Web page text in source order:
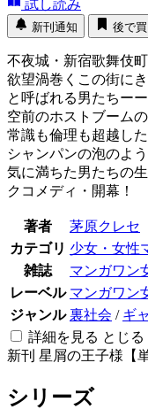
試し読み
新刊通知 後で買
不夜城・新宿歌舞伎町
欲望渦巻くこの街に
と呼ばれる男たちーー
空前のホストブーム
常識も倫理も超越し
シャンパンの泡のよ
気に満ちた男たちの
クコメディ・開幕！
著者
茅原クレセ
カテゴリ 少女・女性
雑誌
マンガワン
レーベル マンガワン
ジャンル 裏社会 / ギ
詳細を見る とじる
新刊 星屑の王子様【
シリーズ